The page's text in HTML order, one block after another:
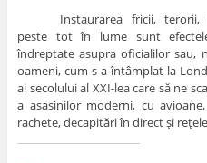
Instaurarea fricii, terorii,
peste tot în lume sunt
îndreptate asupra oficialilor sau,
oameni, cum s-a întâmplat la
ai secolului al XXI-lea care să ne
a asasinilor moderni, cu
rachete, decapitări în direct şi